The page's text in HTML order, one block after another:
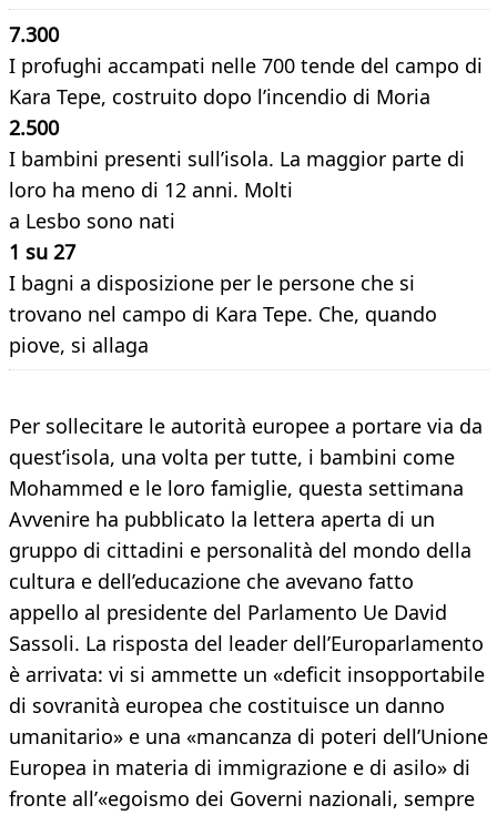
7.300
I profughi accampati nelle 700 tende del campo di
Kara Tepe, costruito dopo l’incendio di Moria
2.500
I bambini presenti sull’isola. La maggior parte di
loro ha meno di 12 anni. Molti
a Lesbo sono nati
1 su 27
I bagni a disposizione per le persone che si
trovano nel campo di Kara Tepe. Che, quando
piove, si allaga
Per sollecitare le autorità europee a portare via da
quest’isola, una volta per tutte, i bambini come
Mohammed e le loro famiglie, questa settimana
Avvenire ha pubblicato la lettera aperta di un
gruppo di cittadini e personalità del mondo della
cultura e dell’educazione che avevano fatto
appello al presidente del Parlamento Ue David
Sassoli. La risposta del leader dell’Europarlamento
è arrivata: vi si ammette un «deficit insopportabile
di sovranità europea che costituisce un danno
umanitario» e una «mancanza di poteri dell’Unione
Europea in materia di immigrazione e di asilo» di
fronte all’«egoismo dei Governi nazionali, sempre